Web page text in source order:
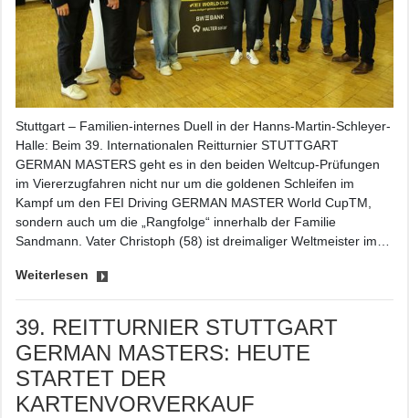
Stuttgart – Familien-internes Duell in der Hanns-Martin-Schleyer-
Halle: Beim 39. Internationalen Reitturnier STUTTGART
GERMAN MASTERS geht es in den beiden Weltcup-Prüfungen
im Viererzugfahren nicht nur um die goldenen Schleifen im
Kampf um den FEI Driving GERMAN MASTER World CupTM,
sondern auch um die „Rangfolge“ innerhalb der Familie
Sandmann. Vater Christoph (58) ist dreimaliger Weltmeister im…
Weiterlesen
39. REITTURNIER STUTTGART
GERMAN MASTERS: HEUTE
STARTET DER
KARTENVORVERKAUF